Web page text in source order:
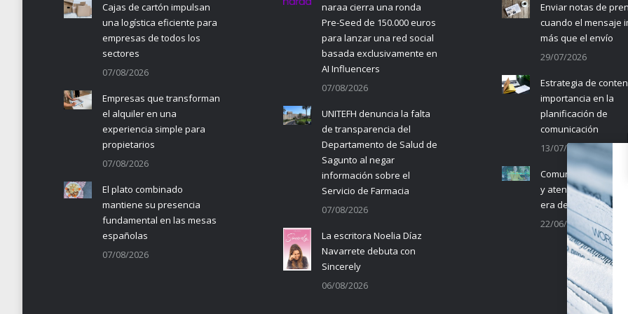
Cajas de cartón impulsan
una logística eficiente para
empresas de todos los
sectores
07/08/2026
Empresas que transforman
el alquiler en una
experiencia simple para
propietarios
07/08/2026
El plato combinado
mantiene su presencia
fundamental en las mesas
españolas
07/08/2026
naraa cierra una ronda
Pre-Seed de 150.000 euros
para lanzar una red social
basada exclusivamente en
AI Influencers
07/08/2026
UNITEFH denuncia la falta
de transparencia del
Departamento de Salud de
Sagunto al negar
información sobre el
Servicio de Farmacia
07/08/2026
La escritora Noelia Díaz
Navarrete debuta con
Sincerely
06/08/2026
Enviar notas de
cuando el mensaje
más que el envío
29/07/2026
Estrategia de
importancia en la
planificación de
comunicación
13/07/2026
Comunicación
y atención al cliente
era de la IA
22/06/2026